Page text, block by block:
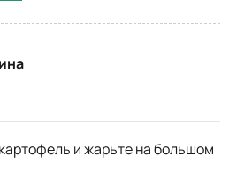
и жарьте на большом